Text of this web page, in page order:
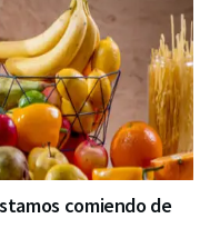
comiendo de